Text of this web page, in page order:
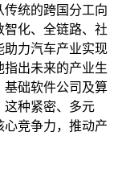
统的跨国分工向
智化、全链路、社
助力汽车产业实现
出未来的产业生
基础软件公司及算
这种紧密、多元
竞争力，推动产